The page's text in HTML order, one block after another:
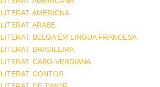
LITERAT. AMERICNA
LITERAT. ARABE
LITERAT. BELGA EM LINGUA FRANCESA
LITERAT. BRASILEIRA
LITERAT. CABO-VERDIANA
LITERAT. CONTOS